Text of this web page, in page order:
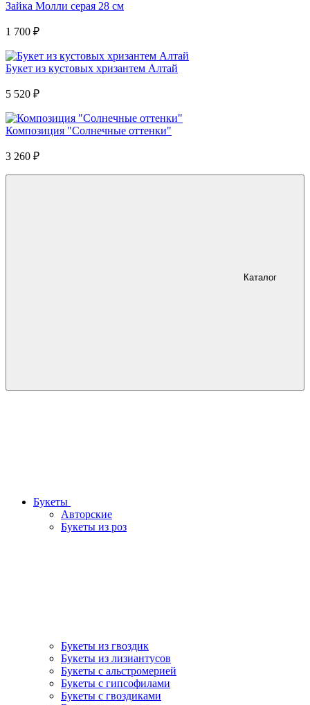
Зайка Молли серая 28 см
1 700 ₽
Букет из кустовых хризантем Алтай
5 520 ₽
Композиция "Солнечные оттенки"
3 260 ₽
Каталог
Букеты
Авторские
Букеты из роз
Букеты из гвоздик
Букеты из лизиантусов
Букеты с альстромерией
Букеты с гипсофилами
Букеты с гвоздиками